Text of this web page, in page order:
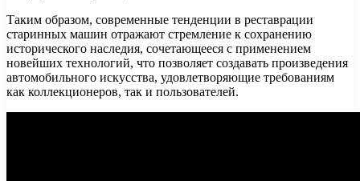
Таким образом, современные тенденции в реставрации
старинных машин отражают стремление к сохранению
исторического наследия, сочетающееся с применением
новейших технологий, что позволяет создавать произведения
автомобильного искусства, удовлетворяющие требованиям
как коллекционеров, так и пользователей.